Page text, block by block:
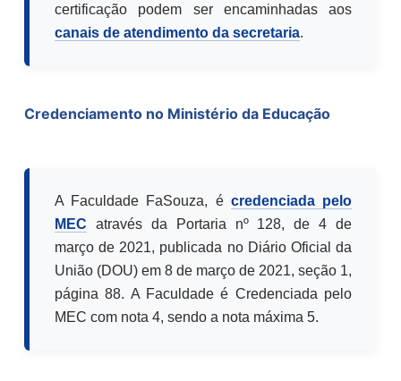
certificação podem ser encaminhadas aos
canais de atendimento da secretaria.
Credenciamento no Ministério da Educação
A Faculdade FaSouza, é credenciada pelo
MEC através da Portaria nº 128, de 4 de
março de 2021, publicada no Diário Oficial da
União (DOU) em 8 de março de 2021, seção 1,
página 88. A Faculdade é Credenciada pelo
MEC com nota 4, sendo a nota máxima 5.